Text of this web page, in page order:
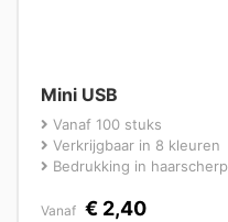
Mini USB
Vanaf 100 stuks
Verkrijgbaar in 8 kleuren
Bedrukking in
Vanaf € 2,40